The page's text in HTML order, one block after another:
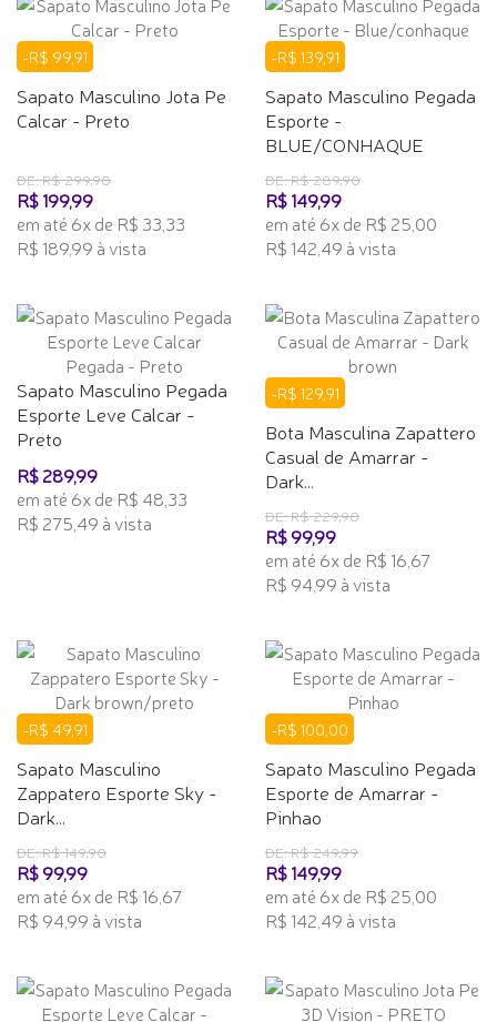
-R$ 99,91
Sapato Masculino Jota Pe
Calcar - Preto
DE: R$ 299,90
R$ 199,99
em até 6x de R$ 33,33
R$ 189,99 à vista
-R$ 139,91
Sapato Masculino Pegada
Esporte -
BLUE/CONHAQUE
DE: R$ 289,90
R$ 149,99
em até 6x de R$ 25,00
R$ 142,49 à vista
Sapato Masculino Pegada
Esporte Leve Calcar -
Preto
R$ 289,99
em até 6x de R$ 48,33
R$ 275,49 à vista
-R$ 129,91
Bota Masculina Zapattero
Casual de Amarrar -
Dark...
DE: R$ 229,90
R$ 99,99
em até 6x de R$ 16,67
R$ 94,99 à vista
-R$ 49,91
Sapato Masculino
Zappatero Esporte Sky -
Dark...
DE: R$ 149,90
R$ 99,99
em até 6x de R$ 16,67
R$ 94,99 à vista
-R$ 100,00
Sapato Masculino Pegada
Esporte de Amarrar -
Pinhao
DE: R$ 249,99
R$ 149,99
em até 6x de R$ 25,00
R$ 142,49 à vista